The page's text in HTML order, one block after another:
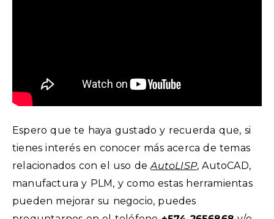
Espero que te haya gustado y recuerda que, si
tienes interés en conocer más acerca de temas
relacionados con el uso deAutoLISP, AutoCAD,
manufactura y PLM, y como estas herramientas
pueden mejorar su negocio, puedes